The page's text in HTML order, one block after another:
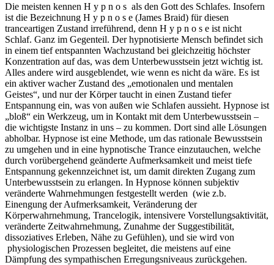
Die meisten kennen H y p n o s als den Gott des Schlafes. Insofern
ist die Bezeichnung H y p n o s e (James Braid) für diesen
tranceartigen Zustand irreführend, denn H y p n o s e ist nicht
Schlaf. Ganz im Gegenteil. Der hypnotisierte Mensch befindet sich
in einem tief entspannten Wachzustand bei gleichzeitig höchster
Konzentration auf das, was dem Unterbewusstsein jetzt wichtig ist.
Alles andere wird ausgeblendet, wie wenn es nicht da wäre. Es ist
ein aktiver wacher Zustand des „emotionalen und mentalen
Geistes“, und nur der Körper taucht in einen Zustand tiefer
Entspannung ein, was von außen wie Schlafen aussieht. Hypnose ist
„bloß“ ein Werkzeug, um in Kontakt mit dem Unterbewusstsein –
die wichtigste Instanz in uns – zu kommen. Dort sind alle Lösungen
abholbar. Hypnose ist eine Methode, um das rationale Bewusstsein
zu umgehen und in eine hypnotische Trance einzutauchen, welche
durch vorübergehend geänderte Aufmerksamkeit und meist tiefe
Entspannung gekennzeichnet ist, um damit direkten Zugang zum
Unterbewusstsein zu erlangen. In Hypnose können subjektiv
veränderte Wahrnehmungen festgestellt werden (wie z.b.
Einengung der Aufmerksamkeit, Veränderung der
Körperwahrnehmung, Trancelogik, intensivere Vorstellungsaktivität,
veränderte Zeitwahrnehmung, Zunahme der Suggestibilität,
dissoziatives Erleben, Nähe zu Gefühlen), und sie wird von
physiologischen Prozessen begleitet, die meistens auf eine
Dämpfung des sympathischen Erregungsniveaus zurückgehen.